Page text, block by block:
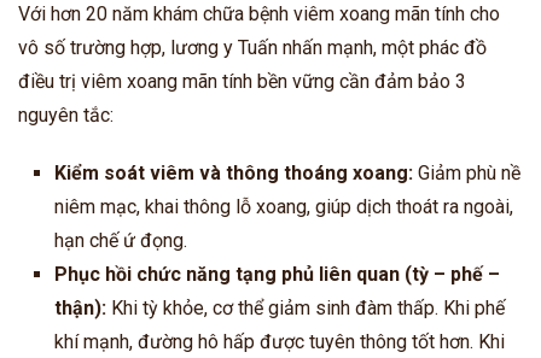
Với hơn 20 năm khám chữa bệnh viêm xoang mãn tính cho
vô số trường hợp, lương y Tuấn nhấn mạnh, một phác đồ
điều trị viêm xoang mãn tính bền vững cần đảm bảo 3
nguyên tắc:
Kiểm soát viêm và thông thoáng xoang: Giảm phù nề
niêm mạc, khai thông lỗ xoang, giúp dịch thoát ra ngoài,
hạn chế ứ đọng.
Phục hồi chức năng tạng phủ liên quan (tỳ – phế –
thận): Khi tỳ khỏe, cơ thể giảm sinh đàm thấp. Khi phế
khí mạnh, đường hô hấp được tuyên thông tốt hơn. Khi